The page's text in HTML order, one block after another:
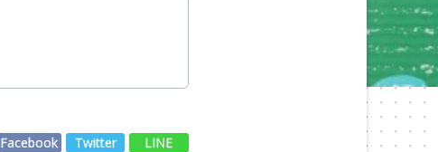
Facebook Twitter LINE